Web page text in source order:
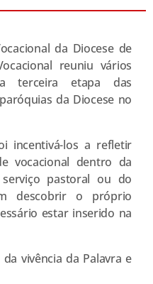
da Diocese de
reuniu vários
terceira etapa das
da Diocese no
incentivá-los a refletir
vocacional dentro da
pastoral ou do
descobrir o próprio
estar inserido na
vivência da Palavra e